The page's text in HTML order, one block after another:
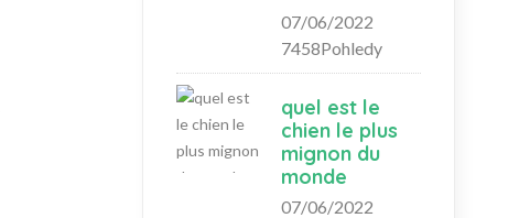
07/06/2022
7458Pohledy
quel est le
chien le plus
mignon du
monde
07/06/2022